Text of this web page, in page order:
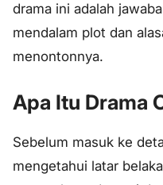
drama ini adalah
mendalam plot dan
menontonnya.
Apa Itu Drama
Sebelum masuk ke
mengetahui latar